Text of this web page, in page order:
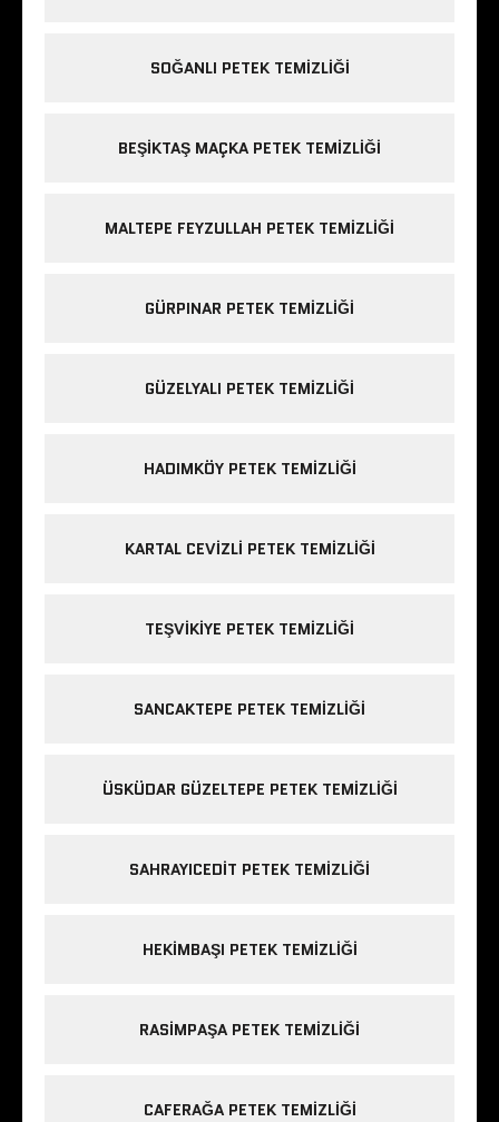
SOĞANLI PETEK TEMIZLIĞI
BEŞIKTAŞ MAÇKA PETEK TEMIZLIĞI
MALTEPE FEYZULLAH PETEK TEMIZLIĞI
GÜRPINAR PETEK TEMIZLIĞI
GÜZELYALI PETEK TEMIZLIĞI
HADIMKÖY PETEK TEMIZLIĞI
KARTAL CEVIZLI PETEK TEMIZLIĞI
TEŞVIKIYE PETEK TEMIZLIĞI
SANCAKTEPE PETEK TEMIZLIĞI
ÜSKÜDAR GÜZELTEPE PETEK TEMIZLIĞI
SAHRAYICEDIT PETEK TEMIZLIĞI
HEKIMBAŞI PETEK TEMIZLIĞI
RASIMPAŞA PETEK TEMIZLIĞI
CAFERAĞA PETEK TEMIZLIĞI